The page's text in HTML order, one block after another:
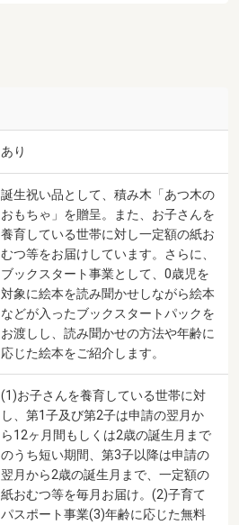
あり
誕生祝い品として、積み木「あつ木の
おもちゃ」を贈呈。また、お子さんを
養育している世帯に対し一定額の紙お
むつ等をお届けしています。さらに、
ブックスタート事業として、0歳児を
対象に絵本を読み聞かせしながら絵本
などが入ったブックスタートパックを
お渡しし、読み聞かせの方法や年齢に
応じた絵本をご紹介します。
(1)お子さんを養育している世帯に対
し、第1子及び第2子は申請の翌月か
ら12ヶ月間もしくは2歳の誕生月まで
のうち短い期間、第3子以降は申請の
翌月から2歳の誕生月まで、一定額の
紙おむつ等を毎月お届け。(2)子育て
パスポート事業(3)年齢に応じた無料